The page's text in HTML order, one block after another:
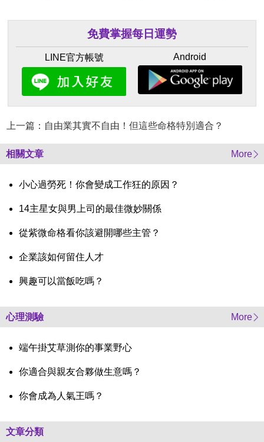
免費掌握每日運勢
LINE官方帳號 Android
上一篇：自由業其實不自由！但這些命格特別適合？
相關文章 More
小心過勞死！你會變成工作狂的原因？
14主星女與男上司的最佳微妙關係
從紫微命格看你該避開哪些主管？
企業該如何留住人才
興趣可以當飯吃嗎？
心理測驗 More
端午掛艾草測你的事業野心
你適合與親友合夥做生意嗎？
你會成為人氣王嗎？
文章分類